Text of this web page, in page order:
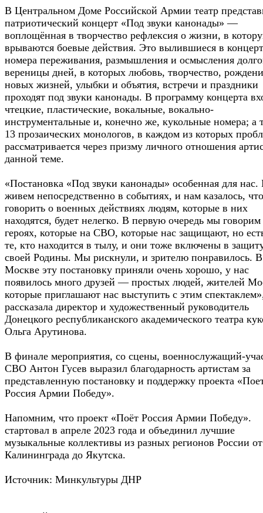
В Центральном Доме Российской Армии театр
патриотический концерт «Под звуки канонады» —
воплощённая в творчество рефлексия о жизни, в
врываются боевые действия. Это вылившиеся в
номера переживания, размышления и осмысления
вереницы дней, в которых любовь, творчество,
новых жизней, улыбки и объятия, встречи и праздники
проходят под звуки канонады. В программу концерта
чтецкие, пластические, вокальные, вокально-
инструментальные и, конечно же, кукольные номера; а
13 прозаических монологов, в каждом из которых
рассматривается через призму личного отношения
данной теме.
«Постановка «Под звуки канонады» особенная для
живем непосредственно в событиях, и нам казалось, что
говорить о военных действиях людям, которые в них
находятся, будет нелегко. В первую очередь мы говорим
героях, которые на СВО, которые нас защищают, но
те, кто находится в тылу, и они тоже включены в
своей Родины. Мы рискнули, и зрителю понравилось. В
Москве эту постановку приняли очень хорошо, у нас
появилось много друзей — простых людей, жителей
которые приглашают нас выступить с этим
рассказала директор и художественный руководитель
Донецкого республиканского академического театра
Ольга Арутинова.
В финале мероприятия, со сцены, военнослужащий-
СВО Антон Гусев выразил благодарность артистам за
представленную постановку и поддержку проекта
Россия Армии Победу».
Напомним, что проект «Поёт Россия Армии Победу».
стартовал в апреле 2023 года и объединил лучшие
музыкальные коллективы из разных регионов России от
Калининграда до Якутска.
Источник: Минкультуры ДНР